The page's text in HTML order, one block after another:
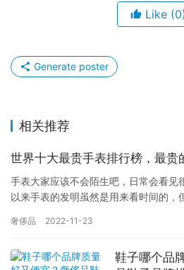
Like (0)
Generate poster
相关推荐
世界十大最贵手表排行榜，最贵
手表大家应该不会陌生吧，日常会看见
以来手表的发明虽然是用来看时间的，
个别看…
奢侈品 2022-11-23
鞋子哪个品